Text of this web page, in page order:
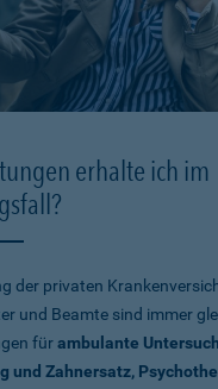
erhalte ich im
der privaten
und Beamte sind immer
fürambulante
und Zahnersatz,